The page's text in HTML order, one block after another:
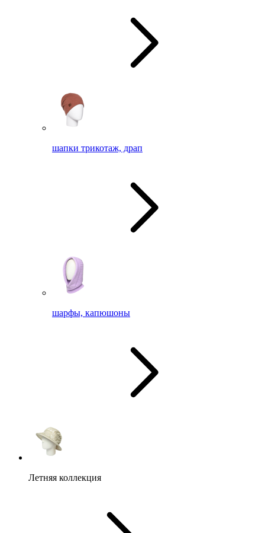
шапки трикотаж, драп
шарфы, капюшоны
Летняя коллекция